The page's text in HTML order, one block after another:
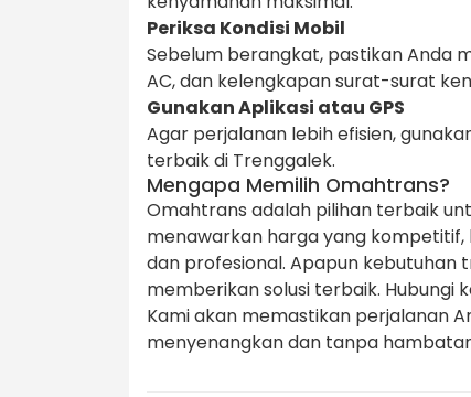
Periksa Kondisi Mobil
Sebelum berangkat, pastikan Anda
AC, dan kelengkapan surat-surat
Gunakan Aplikasi atau GPS
Agar perjalanan lebih efisien,
terbaik di Trenggalek.
Mengapa Memilih Omahtrans?
Omahtrans adalah pilihan terbaik
menawarkan harga yang
dan profesional. Apapun kebutuhan
memberikan solusi terbaik. Hubungi
Kami akan memastikan perjalanan
menyenangkan dan tanpa